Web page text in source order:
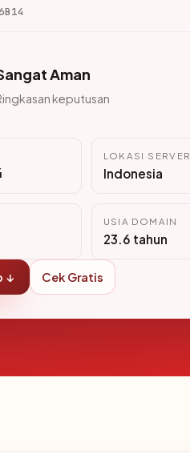
Aman
keputusan
LOKASI SERVER
Indonesia
USIA DOMAIN
23.6 tahun
↓ Cek Gratis